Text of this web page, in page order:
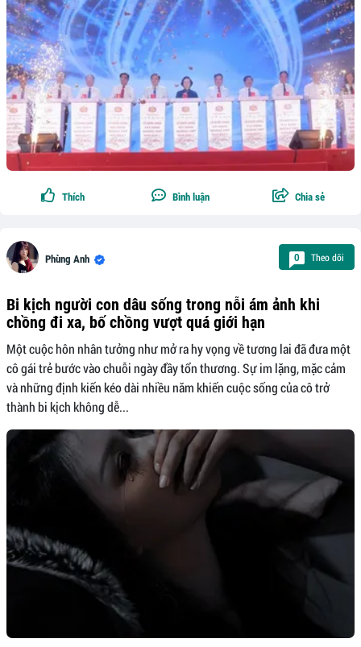
Thích Bình luận Chia sẻ
Phùng Anh 0 Theo dõi
Bi kịch người con dâu sống trong nỗi ám ảnh khi
chồng đi xa, bố chồng vượt quá giới hạn
Một cuộc hôn nhân tưởng như mở ra hy vọng về tương lai đã đưa một
cô gái trẻ bước vào chuỗi ngày đầy tổn thương. Sự im lặng, mặc cảm
và những định kiến kéo dài nhiều năm khiến cuộc sống của cô trở
thành bi kịch không dễ...